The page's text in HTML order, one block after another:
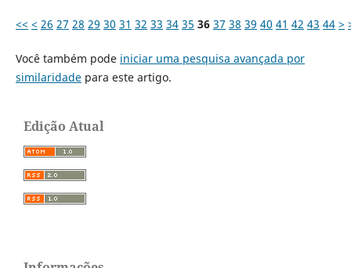
<< < 26 27 28 29 30 31 32 33 34 35 36 37 38 39 40 41 42 43 44 >
Você também pode iniciar uma pesquisa avançada por
similaridadepara este artigo.
Edição Atual